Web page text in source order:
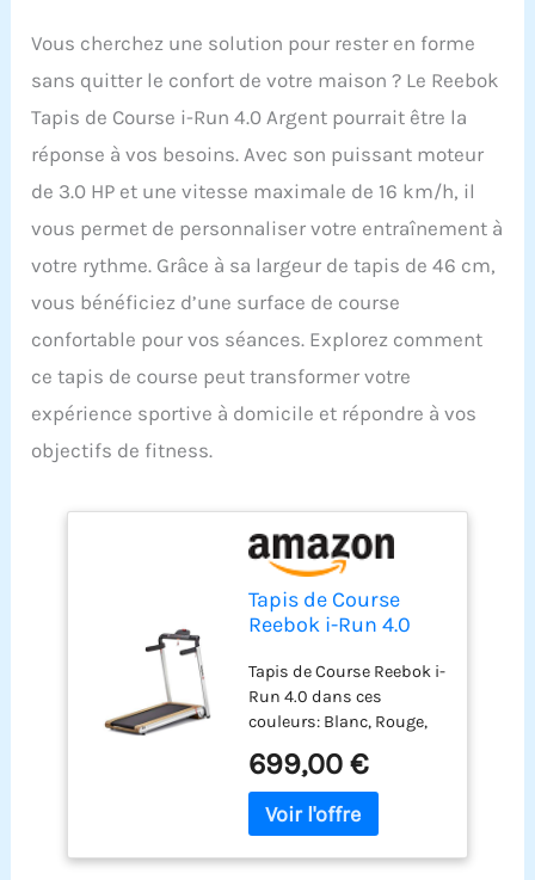
Vous cherchez une solution pour rester en forme
sans quitter le confort de votre maison ? Le Reebok
Tapis de Course i-Run 4.0 Argent pourrait être la
réponse à vos besoins. Avec son puissant moteur
de 3.0 HP et une vitesse maximale de 16 km/h, il
vous permet de personnaliser votre entraînement à
votre rythme. Grâce à sa largeur de tapis de 46 cm,
vous bénéficiez d’une surface de course
confortable pour vos séances. Explorez comment
ce tapis de course peut transformer votre
expérience sportive à domicile et répondre à vos
objectifs de fitness.
Tapis de Course
Reebok i-Run 4.0
HP - Vitesse Max: 16
km/h - Largeur du
Tapis: 46cm
(Argent)
Tapis de Course Reebok i-
Run 4.0 dans ces
couleurs: Blanc, Rouge,
12 programmes
préétablis Vitesse max: 16
km/h Largeur du tapis:
699,00 €